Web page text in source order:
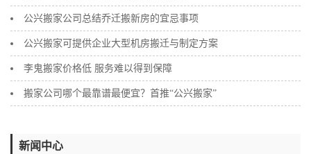
公兴搬家公司总结乔迁搬新房的宜忌事项
公兴搬家可提供企业大型机房搬迁与制定方案
李鬼搬家价格低 服务难以得到保障
搬家公司哪个最靠谱最便宜？首推“公兴搬家”
新闻中心